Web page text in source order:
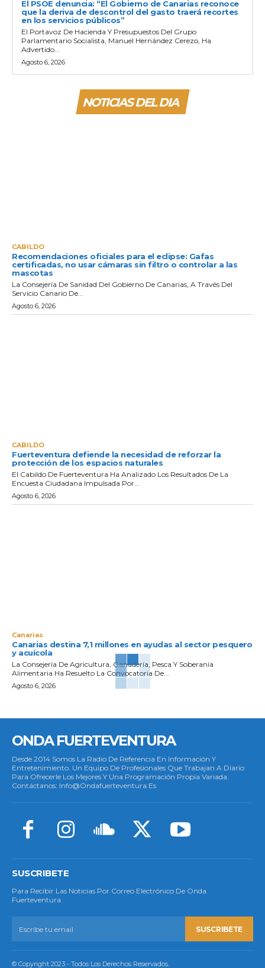
El PSOE denuncia: “El Gobierno de Canarias reconoce
que la deriva de descontrol del gasto traerá recortes
en los servicios públicos”
El Portavoz De Hacienda Y Presupuestos Del Grupo
Parlamentario Socialista, Manuel Hernández Cerezo, Ha
Advertido...
Agosto 6, 2026
NOTICIAS DEL DIA
CABILDO
Recomendaciones oficiales para el eclipse: Gafas
certificadas, no usar cámaras sin filtro o controlar a las
mascotas
La Consejería De Sanidad Del Gobierno De Canarias, A Través Del
Servicio Canario De...
Agosto 6, 2026
CABILDO
Fuerteventura defiende la necesidad de reforzar la
protección de los espacios naturales
El Cabildo De Fuerteventura Ha Analizado Los Resultados De La
Encuesta Ciudadana Impulsada Por...
Agosto 6, 2026
Canarias
Canarias destina 7,1 millones en ayudas al sector pesquero
y acuícola
La Consejería De Agricultura, Ganadería, Pesca Y Soberanía
Alimentaria Ha Resuelto La Convocatoria De...
Agosto 6, 2026
ONDA FUERTEVENTURA
Desde 2014 Somos La Radio De Referencia En Información Y
Entretenimiento. Un Equipo De Profesionales Que Trabajan A Diario
Para Ofrecerle Los Mejores Y Una Programación Propia Variada.
Contáctanos: Info@ondafuerteventura.es
SUSCRIBETE
Para Recibir Las Noticias Por Correo Electrónico De Onda
Fuerteventura.
SUSCRIBETE
© Copyright 2023 - Todos Los Derechos Reservados.